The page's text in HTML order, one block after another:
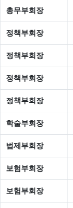
총무부회장
정책부회장
정책부회장
정책부회장
정책부회장
학술부회장
법제부회장
보험부회장
보험부회장